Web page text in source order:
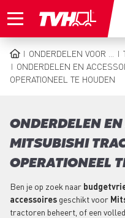
to
BREADCRUMB
ONDERDELEN VOOR ...
ONDERDELEN EN
OPERATIONEEL TE HOUDEN
ONDERDELEN
MITSUBISHI
OPERATIONEEL
Ben je op zoek naar
accessoires geschikt voor
tractoren beheert, of een